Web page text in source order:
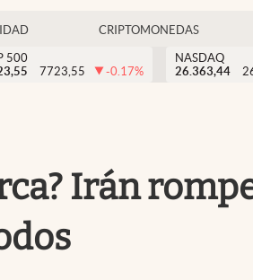
CRIPTOMONEDAS
500
7723,55 -0.17%
NASDAQ
26.363,44
Irán